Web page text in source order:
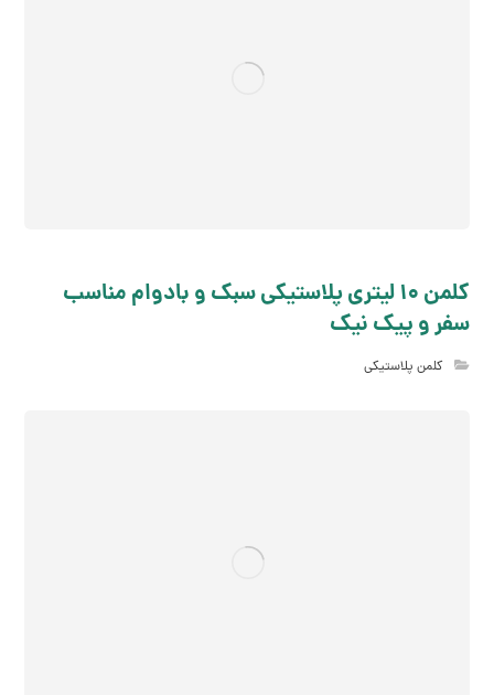
کلمن 10 لیتری پلاستیکی سبک و بادوام مناسب
سفر و پیک نیک
کلمن پلاستیکی